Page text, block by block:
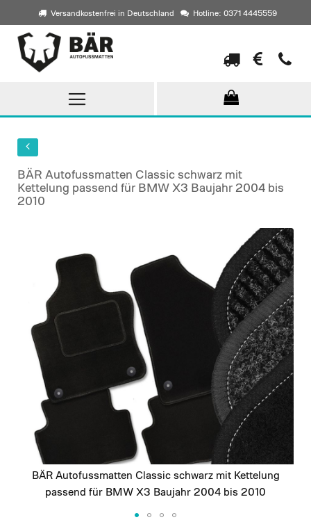
Versandkostenfrei in Deutschland Hotline: 0371 4445559
Direkt
zum
Inhalt
BÄR Autofussmatten Classic schwarz mit
Kettelung passend für BMW X3 Baujahr 2004 bis
2010
images
gallery
BÄR Autofussmatten Classic schwarz mit Kettelung
passend für BMW X3 Baujahr 2004 bis 2010